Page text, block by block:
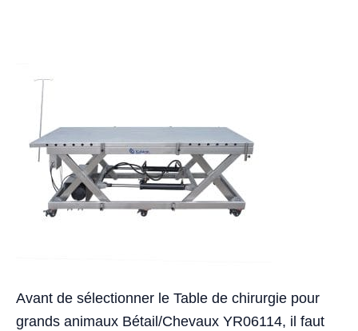
Avant de sélectionner le Table de chirurgie pour
grands animaux Bétail/Chevaux YR06114, il faut